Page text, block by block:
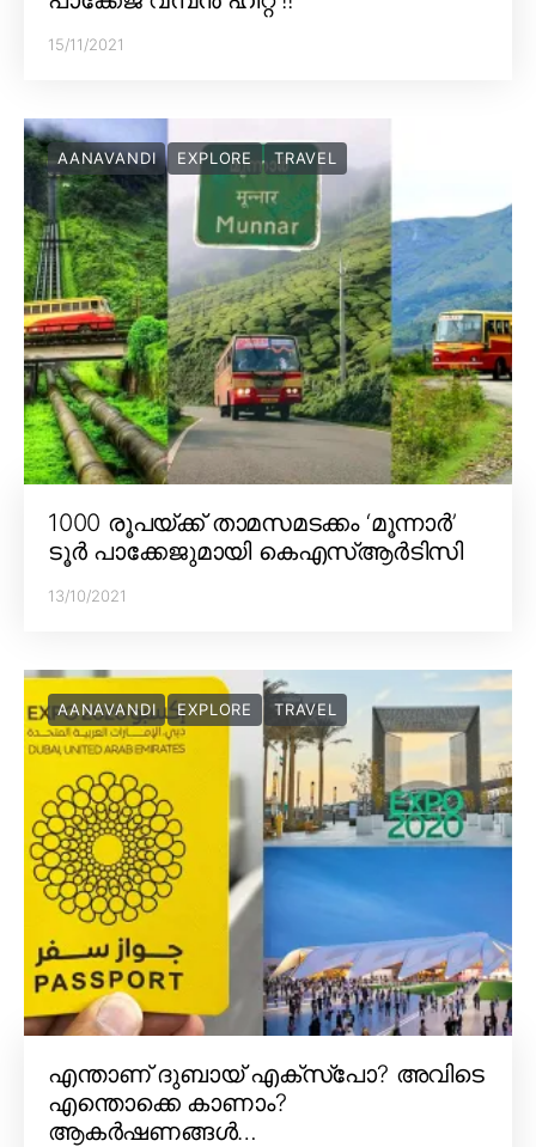
15/11/2021
AANAVANDI EXPLORE TRAVEL
1000 രൂപയ്ക്ക് താമസമടക്കം ‘മൂന്നാർ’
ടൂർ പാക്കേജുമായി കെഎസ്ആർടിസി
13/10/2021
AANAVANDI EXPLORE TRAVEL
എന്താണ് ദുബായ് എക്സ്പോ? അവിടെ
എന്തൊക്കെ കാണാം?
ആകർഷണങ്ങൾ…